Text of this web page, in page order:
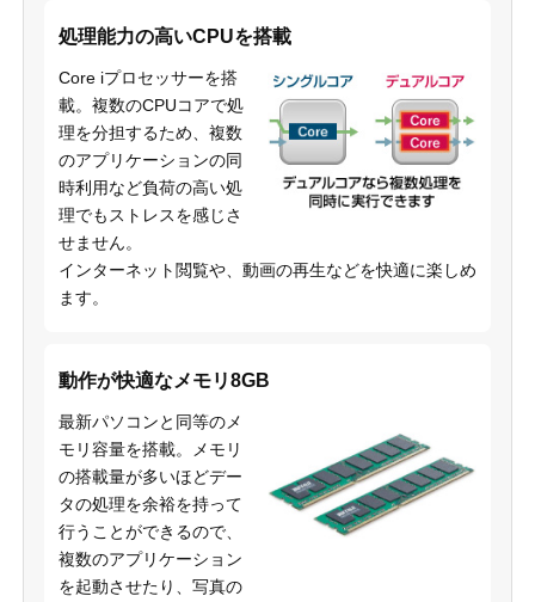
処理能力の高いCPUを搭載
Core iプロセッサーを搭
載。複数のCPUコアで処
理を分担するため、複数
のアプリケーションの同
時利用など負荷の高い処
理でもストレスを感じさ
せません。
インターネット閲覧や、動画の再生などを快適に楽しめ
ます。
動作が快適なメモリ8GB
最新パソコンと同等のメ
モリ容量を搭載。メモリ
の搭載量が多いほどデー
タの処理を余裕を持って
行うことができるので、
複数のアプリケーション
を起動させたり、写真の